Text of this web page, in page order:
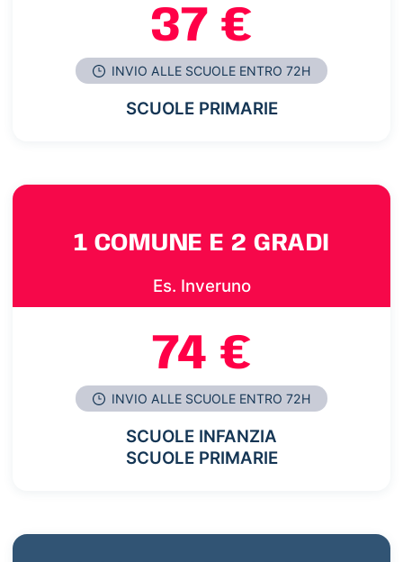
37 €
INVIO ALLE SCUOLE ENTRO 72H
SCUOLE PRIMARIE
1 COMUNE E 2 GRADI
Es. Inveruno
74 €
INVIO ALLE SCUOLE ENTRO 72H
SCUOLE INFANZIA
SCUOLE PRIMARIE